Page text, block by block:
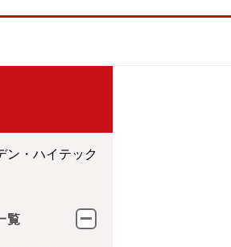
ン・ハイテック
覧